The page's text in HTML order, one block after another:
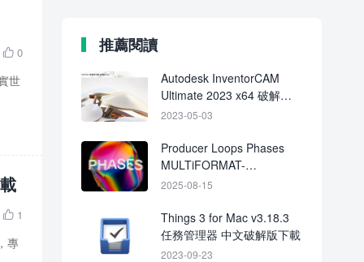
 0
世
 1
專
推薦閱讀
Autodesk InventorCAM
Ultimate 2023 x64 破解版
下載
2023-05-03
Producer Loops Phases
MULTiFORMAT-
FANTASTiC
2025-08-15
Things 3 for Mac v3.18.3
任務管理器 中文破解版下載
2023-09-23